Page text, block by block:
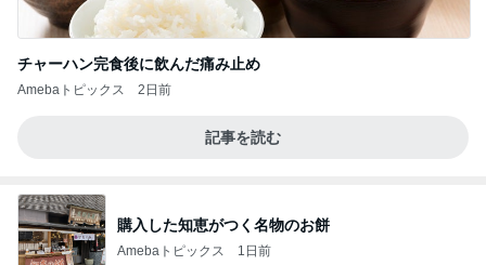
チャーハン完食後に飲んだ痛み止め
Amebaトピックス 2日前
記事を読む
購入した知恵がつく名物のお餅
Amebaトピックス 1日前